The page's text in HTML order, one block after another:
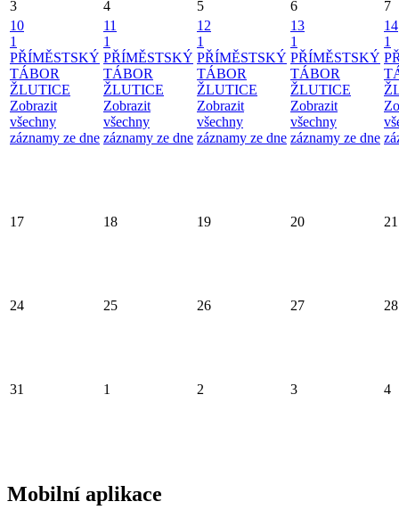
3 4 5 6
7
10
1
PŘÍMĚSTSKÝ
TÁBOR
ŽLUTICE
Zobrazit
všechny
záznamy ze dne
11
1
PŘÍMĚSTSKÝ
TÁBOR
ŽLUTICE
Zobrazit
všechny
záznamy ze dne
12
1
PŘÍMĚSTSKÝ
TÁBOR
ŽLUTICE
Zobrazit
všechny
záznamy ze dne
13
1
PŘÍMĚSTSKÝ
TÁBOR
ŽLUTICE
Zobrazit
všechny
záznamy ze dne
14
1
17 18 19 20 21
24 25 26 27 28
31 1 2 3 4
Mobilní aplikace